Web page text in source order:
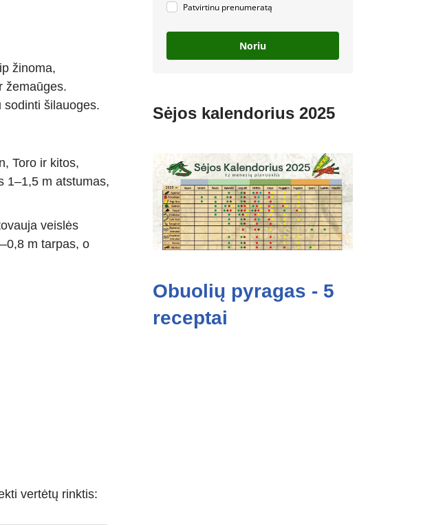
žinoma,
žemaūges.
šilauoges.
Toro ir kitos,
1–1,5 m atstumas,
veislės
m tarpas, o
vertėtų rinktis:
Patvirtinu prenumeratą
Noriu
Sėjos kalendorius 2025
Obuolių pyragas - 5
receptai